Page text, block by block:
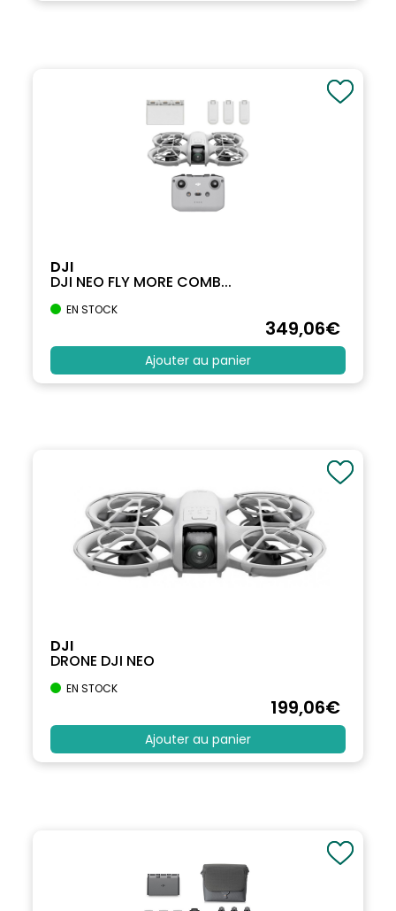
DJI
DJI NEO FLY MORE COMB...
EN STOCK
349,06€
Ajouter au panier
DJI
DRONE DJI NEO
EN STOCK
199,06€
Ajouter au panier